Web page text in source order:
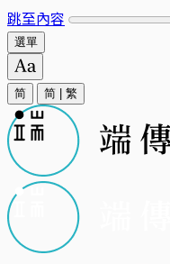
跳至內容
選單
简 简 繁